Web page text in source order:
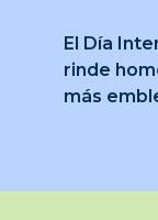
El Día
rinde
más